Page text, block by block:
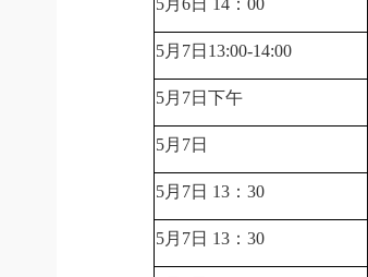
5月6日 14：00
5月7日13:00-14:00
5月7日下午
5月7日
5月7日 13：30
5月7日 13：30